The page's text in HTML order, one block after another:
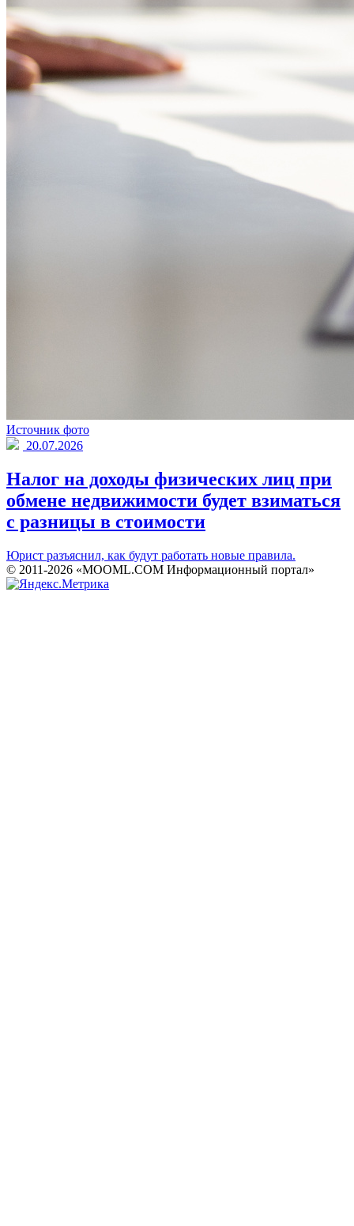
Источник фото
20.07.2026
Налог на доходы физических лиц при
обмене недвижимости будет взиматься
с разницы в стоимости
Юрист разъяснил, как будут работать новые правила.
© 2011-2026 «MOOML.COM Информационный портал»